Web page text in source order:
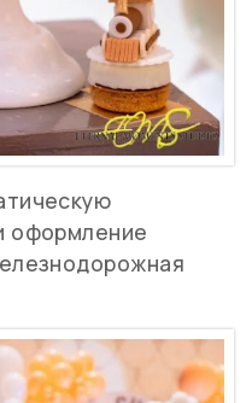
оформление